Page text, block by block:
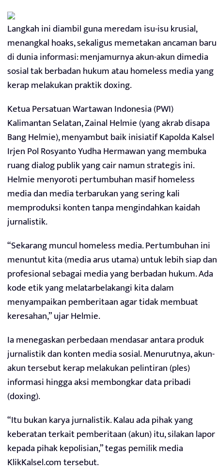
Langkah ini diambil guna meredam isu-isu krusial,
menangkal hoaks, sekaligus memetakan ancaman baru
di dunia informasi: menjamurnya akun-akun dimedia
sosial tak berbadan hukum atau homeless media yang
kerap melakukan praktik doxing.
Ketua Persatuan Wartawan Indonesia (PWI)
Kalimantan Selatan, Zainal Helmie (yang akrab disapa
Bang Helmie), menyambut baik inisiatif Kapolda Kalsel
Irjen Pol Rosyanto Yudha Hermawan yang membuka
ruang dialog publik yang cair namun strategis ini.
Helmie menyoroti pertumbuhan masif homeless
media dan media terbarukan yang sering kali
memproduksi konten tanpa mengindahkan kaidah
jurnalistik.
“Sekarang muncul homeless media. Pertumbuhan ini
menuntut kita (media arus utama) untuk lebih siap dan
profesional sebagai media yang berbadan hukum. Ada
kode etik yang melatarbelakangi kita dalam
menyampaikan pemberitaan agar tidak membuat
keresahan,” ujar Helmie.
Ia menegaskan perbedaan mendasar antara produk
jurnalistik dan konten media sosial. Menurutnya, akun-
akun tersebut kerap melakukan pelintiran (ples)
informasi hingga aksi membongkar data pribadi
(doxing).
“Itu bukan karya jurnalistik. Kalau ada pihak yang
keberatan terkait pemberitaan (akun) itu, silakan lapor
kepada pihak kepolisian,” tegas pemilik media
KlikKalsel.com tersebut.